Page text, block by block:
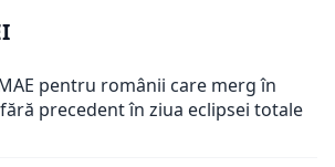
pentru românii care merg în
precedent în ziua eclipsei totale